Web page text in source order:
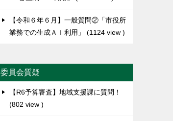
【令和６年６月】一般質問②「市役所
業務での生成ＡＩ利用」
1124 view
委員会質疑
【R6予算審査】地域支援課に質問！
802 view